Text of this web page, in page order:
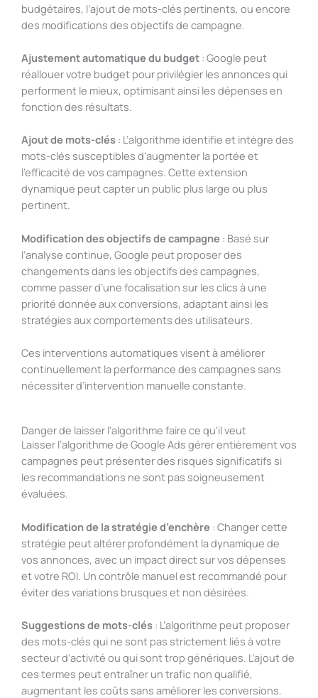
budgétaires, l’ajout de mots-clés pertinents, ou encore
des modifications des objectifs de campagne.
Ajustement automatique du budget : Google peut
réallouer votre budget pour privilégier les annonces qui
performent le mieux, optimisant ainsi les dépenses en
fonction des résultats.
Ajout de mots-clés : L’algorithme identifie et intègre des
mots-clés susceptibles d’augmenter la portée et
l’efficacité de vos campagnes. Cette extension
dynamique peut capter un public plus large ou plus
pertinent.
Modification des objectifs de campagne : Basé sur
l’analyse continue, Google peut proposer des
changements dans les objectifs des campagnes,
comme passer d’une focalisation sur les clics à une
priorité donnée aux conversions, adaptant ainsi les
stratégies aux comportements des utilisateurs.
Ces interventions automatiques visent à améliorer
continuellement la performance des campagnes sans
nécessiter d’intervention manuelle constante.
Danger de laisser l'algorithme faire ce qu'il veut
Laisser l’algorithme de Google Ads gérer entièrement vos
campagnes peut présenter des risques significatifs si
les recommandations ne sont pas soigneusement
évaluées.
Modification de la stratégie d’enchère : Changer cette
stratégie peut altérer profondément la dynamique de
vos annonces, avec un impact direct sur vos dépenses
et votre ROI. Un contrôle manuel est recommandé pour
éviter des variations brusques et non désirées.
Suggestions de mots-clés : L’algorithme peut proposer
des mots-clés qui ne sont pas strictement liés à votre
secteur d’activité ou qui sont trop génériques. L’ajout de
ces termes peut entraîner un trafic non qualifié,
augmentant les coûts sans améliorer les conversions.